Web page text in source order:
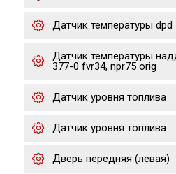
Датчик температуры dpd
Датчик температуры
377-0 fvr34, npr75 orig
Датчик уровня топлива
Датчик уровня топлива
Дверь передняя (левая)